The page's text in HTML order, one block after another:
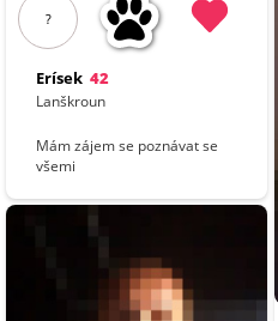
?
Erísek 42
Lanškroun
Mám zájem se poznávat se
všemi